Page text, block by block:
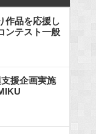
作品を応援し
ンテスト一般
援企画実施